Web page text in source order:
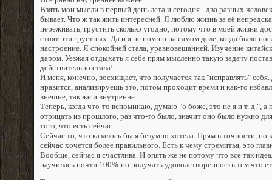
Взять мои мысли в первый день лета и сегодня - два разных
бывает. Что ж так жить интересней. Я люблю жизнь за её
переживать, грустить сколько угодно, потому что в моей жизни
стоят эти грустных. Да и я не помню на самом деле, когда было
настроение. Я спокойней стала, уравновешанней. Изучение
даром. Уезжая отдыхать я себе прям мысленно такую задачу
действительно стала!
И меня, конечно, восхищает, что получается так "исправлять"
нравится, анализируешь это, потом проходит время и как-то
внешне, так же и внутренне.
Теперь, когда что-то вспоминаю, думаю "о боже, это не я и т. д.", а
отрицать из прошлого, раз что-то было, значит оно было нужно
того, что есть сейчас.
Сейчас то, что казалось бы я безумно хотела. Прям в точности, но
сейчас хочется более правильного. Есть к чему стремитья, это
Вообще, сейчас я счастлива. И опять же не потому что всё так
научилась почти 100%-но получать удоволетворенность тем что